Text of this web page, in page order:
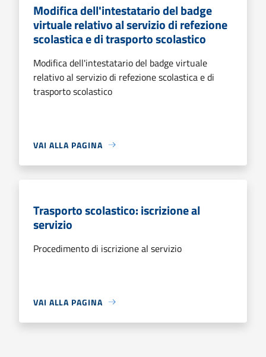
Modifica dell'intestatario del badge
virtuale relativo al servizio di refezione
scolastica e di trasporto scolastico
Modifica dell'intestatario del badge virtuale
relativo al servizio di refezione scolastica e di
trasporto scolastico
VAI ALLA PAGINA
Trasporto scolastico: iscrizione al
servizio
Procedimento di iscrizione al servizio
VAI ALLA PAGINA